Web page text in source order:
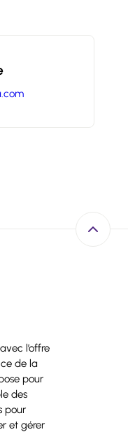
l’offre
de la
pour
des
pour
et gérer
Retour